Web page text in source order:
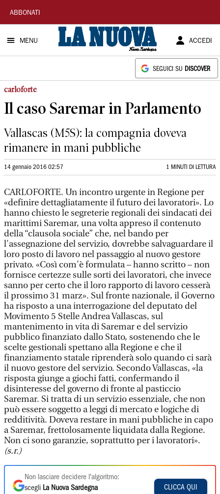
La
Nuova
Sardegna
ABBONATI
MENU ACCEDI
SEGUICI SU DISCOVER
carloforte
Il caso Saremar in Parlamento
Vallascas (M5S): la compagnia doveva
rimanere in mani pubbliche
14 gennaio 2016 02:57 1 MINUTI DI LETTURA
CARLOFORTE. Un incontro urgente in Regione per
«definire dettagliatamente il futuro dei lavoratori». Lo
hanno chiesto le segreterie regionali dei sindacati dei
marittimi Saremar, una volta appreso il contenuto
della “clausola sociale” che, nel bando per
l'assegnazione del servizio, dovrebbe salvaguardare il
loro posto di lavoro nel passaggio al nuovo gestore
privato. «Così com'è formulata – hanno scritto – non
fornisce certezze sulle sorti dei lavoratori, che invece
sanno per certo che il loro rapporto di lavoro cesserà
il prossimo 31 marz». Sul fronte nazionale, il Governo
ha risposto a una interrogazione del deputato del
Movimento 5 Stelle Andrea Vallascas, sul
mantenimento in vita di Saremar e del servizio
pubblico finanziato dallo Stato, sostenendo che le
scelte gestionali spettano alla Regione e che il
finanziamento statale riprenderà solo quando ci sarà
il nuovo gestore del servizio. Secondo Vallascas, «la
risposta giunge a giochi fatti, confermando il
disinteresse del governo di fronte al pasticcio
Saremar. Si tratta di un servizio essenziale, che non
può essere soggetto a leggi di mercato e logiche di
redditività. Doveva restare in mani pubbliche in capo
a Saremar, frettolosamente liquidata dalla Regione.
Non ci sono garanzie, soprattutto per i lavoratori».
(s.r.)
Non lasciare decidere l'algoritmo:
scegli La Nuova Sardegna
CLICCA QUI